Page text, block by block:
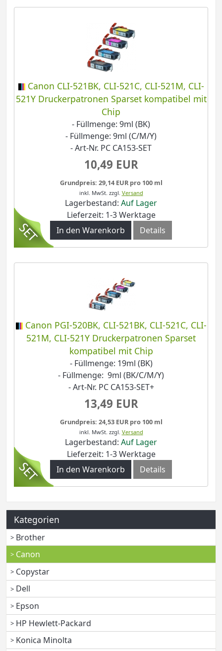
Canon CLI-521BK, CLI-521C, CLI-521M, CLI-
521Y Druckerpatronen Sparset kompatibel mit
Chip
- Füllmenge: 9ml (BK)
- Füllmenge: 9ml (C/M/Y)
- Art-Nr. PC CA153-SET
10,49 EUR
Grundpreis: 29,14 EUR pro 100 ml
inkl. MwSt. zzgl. Versand
Lagerbestand: Auf Lager
Lieferzeit: 1-3 Werktage
In den Warenkorb
Details
Canon PGI-520BK, CLI-521BK, CLI-521C, CLI-
521M, CLI-521Y Druckerpatronen Sparset
kompatibel mit Chip
- Füllmenge: 19ml (BK)
- Füllmenge: 9ml (BK/C/M/Y)
- Art-Nr. PC CA153-SET+
13,49 EUR
Grundpreis: 24,53 EUR pro 100 ml
inkl. MwSt. zzgl. Versand
Lagerbestand: Auf Lager
Lieferzeit: 1-3 Werktage
In den Warenkorb
Details
Kategorien
Brother
Canon
Copystar
Dell
Epson
HP Hewlett-Packard
Konica Minolta